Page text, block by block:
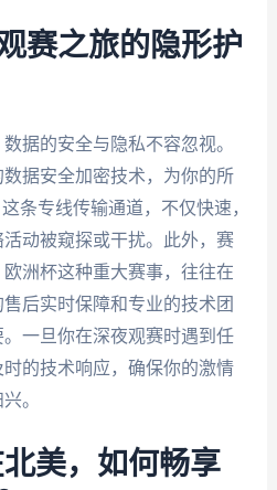
赛之旅的隐形护
据的安全与隐私不容忽视。
据安全加密技术，为你的所
条专线传输通道，不仅快速，
动被窥探或干扰。此外，赛
洲杯这种重大赛事，往往在
后实时保障和专业的技术团
一旦你在深夜观赛时遇到任
的技术响应，确保你的激情
。
美，如何畅享